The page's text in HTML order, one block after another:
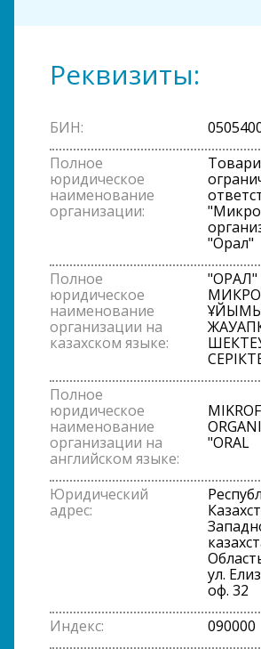
Реквизиты:
БИН:
Полное
юридическое
наименование
организации:
"Орал"
Полное
юридическое
наименование
организации на
казахском языке:
"ОРАЛ"
Полное
юридическое
наименование
организации на
английском языке:
"ORAL
Юридический
адрес:
ул.
оф. 32
Индекс:
090000